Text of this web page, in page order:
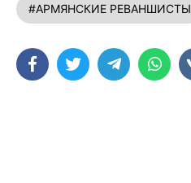
#АРМЯНСКИЕ РЕВАНШИСТЫ